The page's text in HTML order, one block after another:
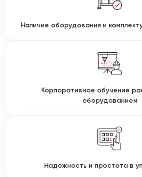
Наличие оборудования и
Корпоративное обучение
оборудованием
Надежность и простота в